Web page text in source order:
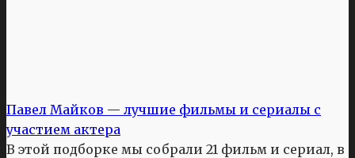
Павел Майков — лучшие фильмы и сериалы с
участием актера
В этой подборке мы собрали 21 фильм и сериал, в